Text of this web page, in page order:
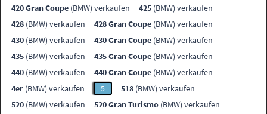
420 Gran Coupe (BMW) verkaufen 425 (BMW) verkaufen
428 (BMW) verkaufen 428 Gran Coupe (BMW) verkaufen
430 (BMW) verkaufen 430 Gran Coupe (BMW) verkaufen
435 (BMW) verkaufen 435 Gran Coupe (BMW) verkaufen
440 (BMW) verkaufen 440 Gran Coupe (BMW) verkaufen
4er (BMW) verkaufen 5 518 (BMW) verkaufen
520 (BMW) verkaufen 520 Gran Turismo (BMW) verkaufen